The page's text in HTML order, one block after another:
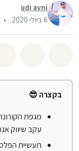
udi avni
6 ביולי 2020
•
בקצרה 😎
מגפת
עקב שיווק
תעשיית